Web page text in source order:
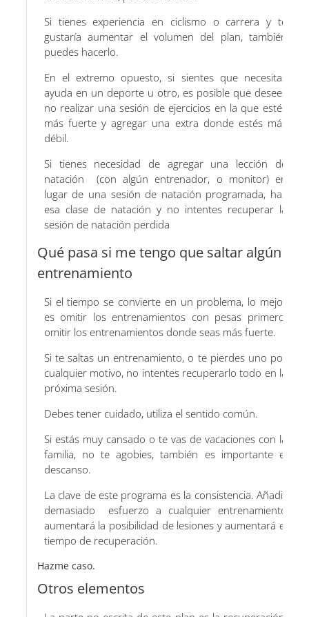
Si tienes experiencia en ciclismo o carrera y te
gustaría aumentar el volumen del plan, también
puedes hacerlo.
En el extremo opuesto, si sientes que necesitas
ayuda en un deporte u otro, es posible que desees
no realizar una sesión de ejercicios en la que estés
más fuerte y agregar una extra donde estés más
débil.
Si tienes necesidad de agregar una lección de
natación (con algún entrenador, o monitor) en
lugar de una sesión de natación programada, haz
esa clase de natación y no intentes recuperar la
sesión de natación perdida
Qué pasa si me tengo que saltar algún
entrenamiento
Si el tiempo se convierte en un problema, lo mejor
es omitir los entrenamientos con pesas primero,
omitir los entrenamientos donde seas más fuerte.
Si te saltas un entrenamiento, o te pierdes uno por
cualquier motivo, no intentes recuperarlo todo en la
próxima sesión.
Debes tener cuidado, utiliza el sentido común.
Si estás muy cansado o te vas de vacaciones con la
familia, no te agobies, también es importante el
descanso.
La clave de este programa es la consistencia. Añadir
demasiado esfuerzo a cualquier entrenamiento
aumentará la posibilidad de lesiones y aumentará el
tiempo de recuperación.
Hazme caso.
Otros elementos